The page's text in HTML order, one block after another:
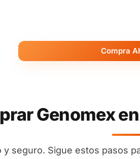
Compra
Genomex
seguro. Sigue estos pasos